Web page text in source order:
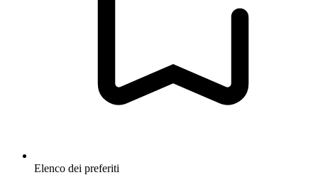
Elenco dei preferiti